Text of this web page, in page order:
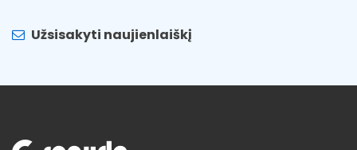
Užsisakyti naujienlaiškį